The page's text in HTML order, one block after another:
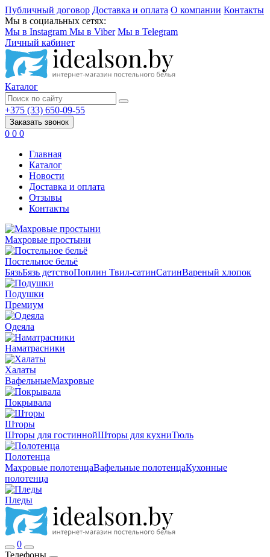
Публичный договор Доставка и оплата О компании Контакты
Мы в социальных сетях:
Мы в Instagram Мы в Viber Мы в Telegram
Личный кабинет
Каталог
+375 (33) 650-09-55
Заказать звонок
0 0 0
Главная
Каталог
Новости
Доставка и оплата
Отзывы
Контакты
Махровые простыни
Постельное бельё
БязьБязь детствоПоплин Твил-сатинСатинВареный хлопок
Подушки
Премиум
Одеяла
Наматрасники
Халаты
ВафельныеМахровые
Покрывала
Шторы
Шторы для гостиннойШторы для кухниТюль
Полотенца
Махровые полотенцаВафельные полотенцаКухонные
полотенца
Пледы
0
Телефоны